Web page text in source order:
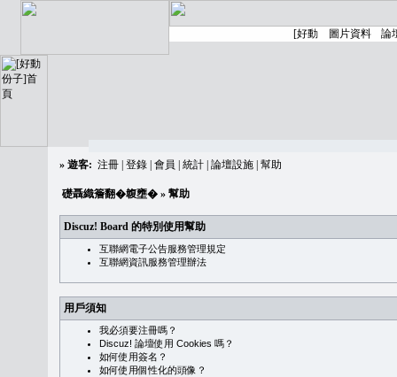
» 遊客: 注冊 登錄 會員 統計 論壇設施 幫助
礎聶織簷翻�䪖壅� » 幫助
Discuz! Board 的特別使用幫助
互聯網電子公告服務管理規定
互聯網資訊服務管理辦法
用戶須知
我必須要注冊嗎？
Discuz! 論壇使用 Cookies 嗎？
如何使用簽名？
如何使用個性化的頭像？